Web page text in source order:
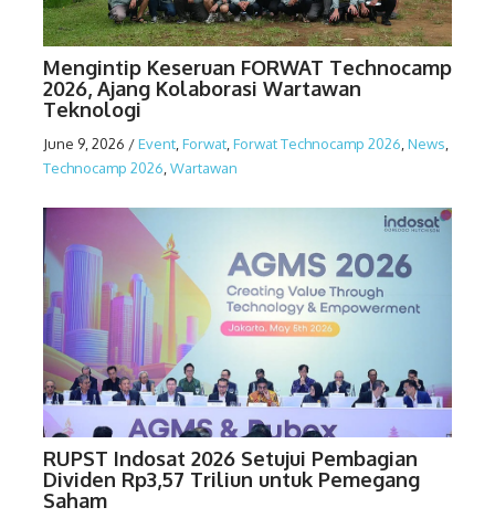
Mengintip Keseruan FORWAT Technocamp
2026, Ajang Kolaborasi Wartawan
Teknologi
June 9, 2026 /Event Forwat Forwat Technocamp 2026 News
Technocamp 2026 Wartawan
RUPST Indosat 2026 Setujui Pembagian
Dividen Rp3,57 Triliun untuk Pemegang
Saham